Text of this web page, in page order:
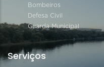
Bombeiros
Defesa Civil
Guarda Municipal
Serviços